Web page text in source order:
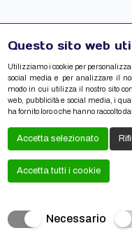
Privacy Policy
Creato daLocal
Copyrights ©
Questo sito web
Utilizziamo i cookie per
social media e per analizzare il
modo in cui utilizza il nostro sito
web, pubblicità e social media, i
ha fornito loro o che hanno raccolto
Accetta selezionato
Accetta tutti i cookie
Necessario